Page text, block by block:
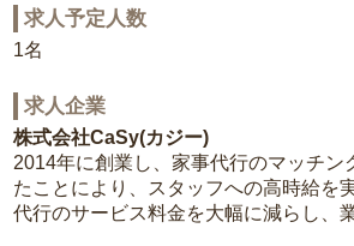
求人予定人数
1名
求人企業
株式会社CaSy(カジー)
2014年に創業し、家事代行のマッチン
たことにより、スタッフへの高時給を
代行のサービス料金を大幅に減らし、